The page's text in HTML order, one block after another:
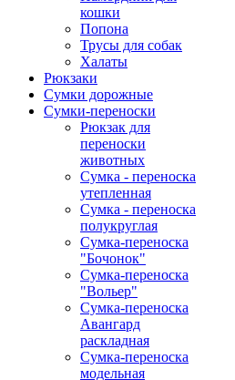
кошки
Попона
Трусы для собак
Халаты
Рюкзаки
Сумки дорожные
Сумки-переноски
Рюкзак для
переноски
животных
Сумка - переноска
утепленная
Сумка - переноска
полукруглая
Сумка-переноска
"Бочонок"
Сумка-переноска
"Вольер"
Сумка-переноска
Авангард
раскладная
Сумка-переноска
модельная